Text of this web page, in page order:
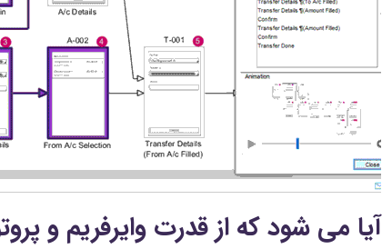
آیا می شود که از قدرت وایرفریم و